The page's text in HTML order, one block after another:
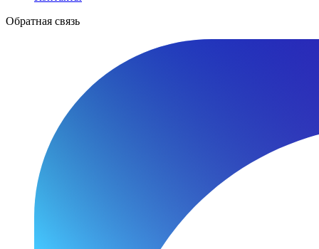
Обратная связь